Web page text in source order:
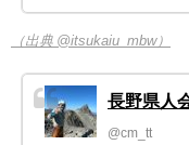
（出典 @itsukaiu_mbw）
長野県人
@cm_tt